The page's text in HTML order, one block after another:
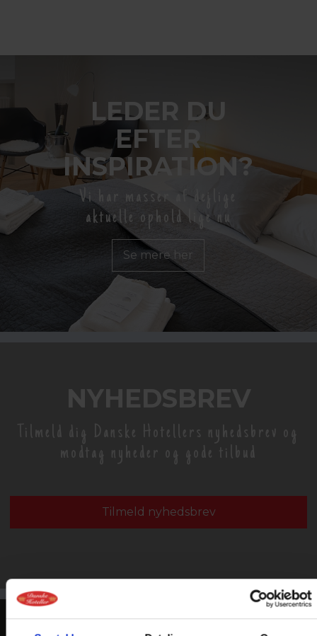
LEDER DU
EFTER
INSPIRATION?
Vi har masser af dejlige
aktuelle ophold lige nu
Se mere her
NYHEDSBREV
Tilmeld dig Danske Hotellers nyhedsbrev og
modtag nyheder og gode tilbud
Tilmeld nyhedsbrev